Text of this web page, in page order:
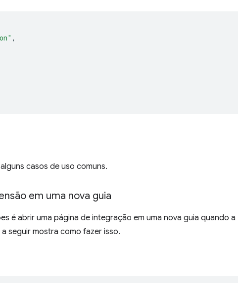
,
casos de uso comuns.
em uma nova guia
é abrir uma página de integração em uma nova guia quando a
seguir mostra como fazer isso.